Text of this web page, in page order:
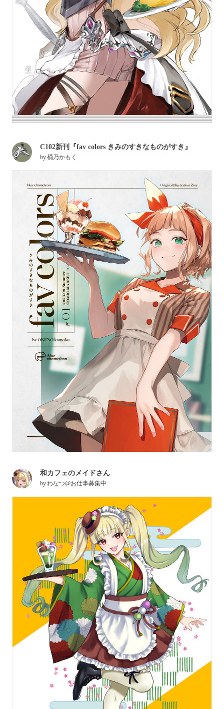
C102新刊『fav colors きみのすきなものがすき』
by桶乃かもく
和カフェのメイドさん
byわなつ@お仕事募集中